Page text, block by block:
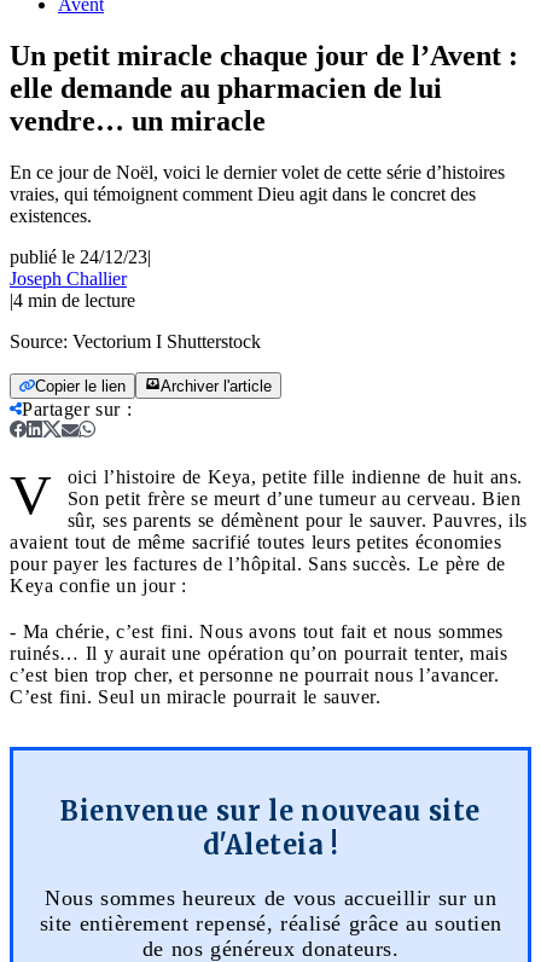
Avent
Un petit miracle chaque jour de l’Avent :
elle demande au pharmacien de lui
vendre… un miracle
En ce jour de Noël, voici le dernier volet de cette série d’histoires
vraies, qui témoignent comment Dieu agit dans le concret des
existences.
publié le 24/12/23|
Joseph Challier
|4 min de lecture
Source: Vectorium I Shutterstock
Copier le lien Archiver l'article
Partager sur:
V
oici l’histoire de Keya, petite fille indienne de huit ans.
Son petit frère se meurt d’une tumeur au cerveau. Bien
sûr, ses parents se démènent pour le sauver. Pauvres, ils
avaient tout de même sacrifié toutes leurs petites économies
pour payer les factures de l’hôpital. Sans succès. Le père de
Keya confie un jour :
- Ma chérie, c’est fini. Nous avons tout fait et nous sommes
ruinés… Il y aurait une opération qu’on pourrait tenter, mais
c’est bien trop cher, et personne ne pourrait nous l’avancer.
C’est fini. Seul un miracle pourrait le sauver.
Bienvenue sur le nouveau site
d'Aleteia !
Nous sommes heureux de vous accueillir sur un
site entièrement repensé, réalisé grâce au soutien
de nos généreux donateurs.